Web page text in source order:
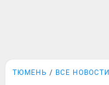
ТЮМЕНЬ ВСЕ НОВОСТИ